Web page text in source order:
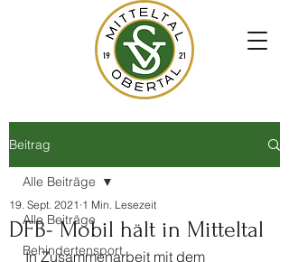
Beitrag
Alle Beiträge
Behindertensport
Alle Beiträge
DFB- Mobil hält in Mitteltal
19. Sept. 2021 1 Min. Lesezeit
In Zusammenarbeit mit dem